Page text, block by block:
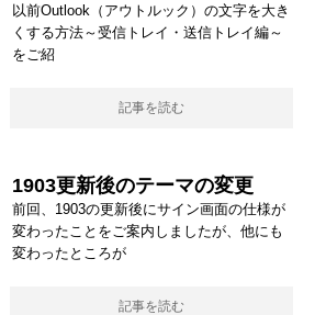
以前Outlook（アウトルック）の文字を大き
くする方法～受信トレイ・送信トレイ編～
をご紹
記事を読む
1903更新後のテーマの変更
前回、1903の更新後にサイン画面の仕様が
変わったことをご案内しましたが、他にも
変わったところが
記事を読む